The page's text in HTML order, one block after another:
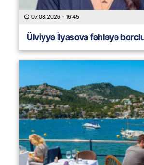
07.08.2026 - 16:45
Ülviyyə İlyasova fəhləyə